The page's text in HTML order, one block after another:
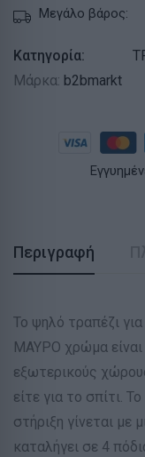
Μεγάλο βάρος:
Κατηγορία:
Μάρκα: b2bmarkt
Περιγραφή
Το ψηλό τραπέζι
ΜΑΥΡΟ χρώμα είναι
εξωτερικούς
είτε για το σπίτι.
στήριξη γίνεται
καταλήγει σε 4